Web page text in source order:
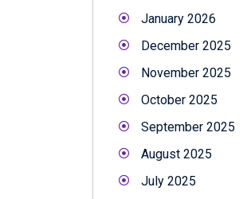
January 2026
December 2025
November 2025
October 2025
September 2025
August 2025
July 2025